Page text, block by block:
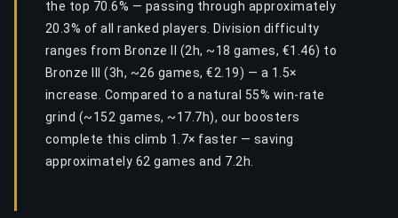
the top 70.6% — passing through approximately
20.3% of all ranked players. Division difficulty
ranges from Bronze II (2h, ~18 games, €1.46) to
Bronze III (3h, ~26 games, €2.19) — a 1.5×
increase. Compared to a natural 55% win-rate
grind (~152 games, ~17.7h), our boosters
complete this climb 1.7× faster — saving
approximately 62 games and 7.2h.